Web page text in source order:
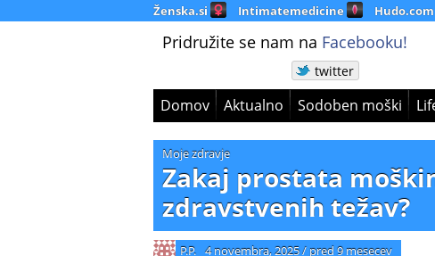
Ženska.si Intimatemedicine Hudo.com
Pridružite se nam na Facebooku!
twitter
Domov Aktualno Sodoben moški
Moje zdravje
Zakaj prostata
zdravstvenih težav?
P.P. 4 novembra, 2025/ pred 9 mesecev